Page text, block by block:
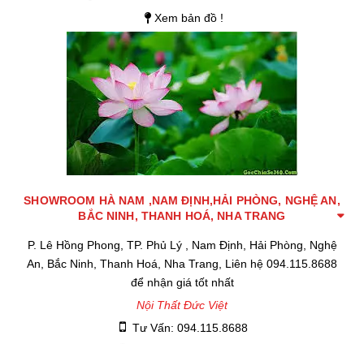
Xem bản đồ !
SHOWROOM HÀ NAM ,NAM ĐỊNH,HẢI PHÒNG, NGHỆ AN,
BẮC NINH, THANH HOÁ, NHA TRANG
P. Lê Hồng Phong, TP. Phủ Lý , Nam Định, Hải Phòng, Nghệ
An, Bắc Ninh, Thanh Hoá, Nha Trang, Liên hệ 094.115.8688
để nhận giá tốt nhất
Nội Thất Đức Việt
Tư Vấn: 094.115.8688